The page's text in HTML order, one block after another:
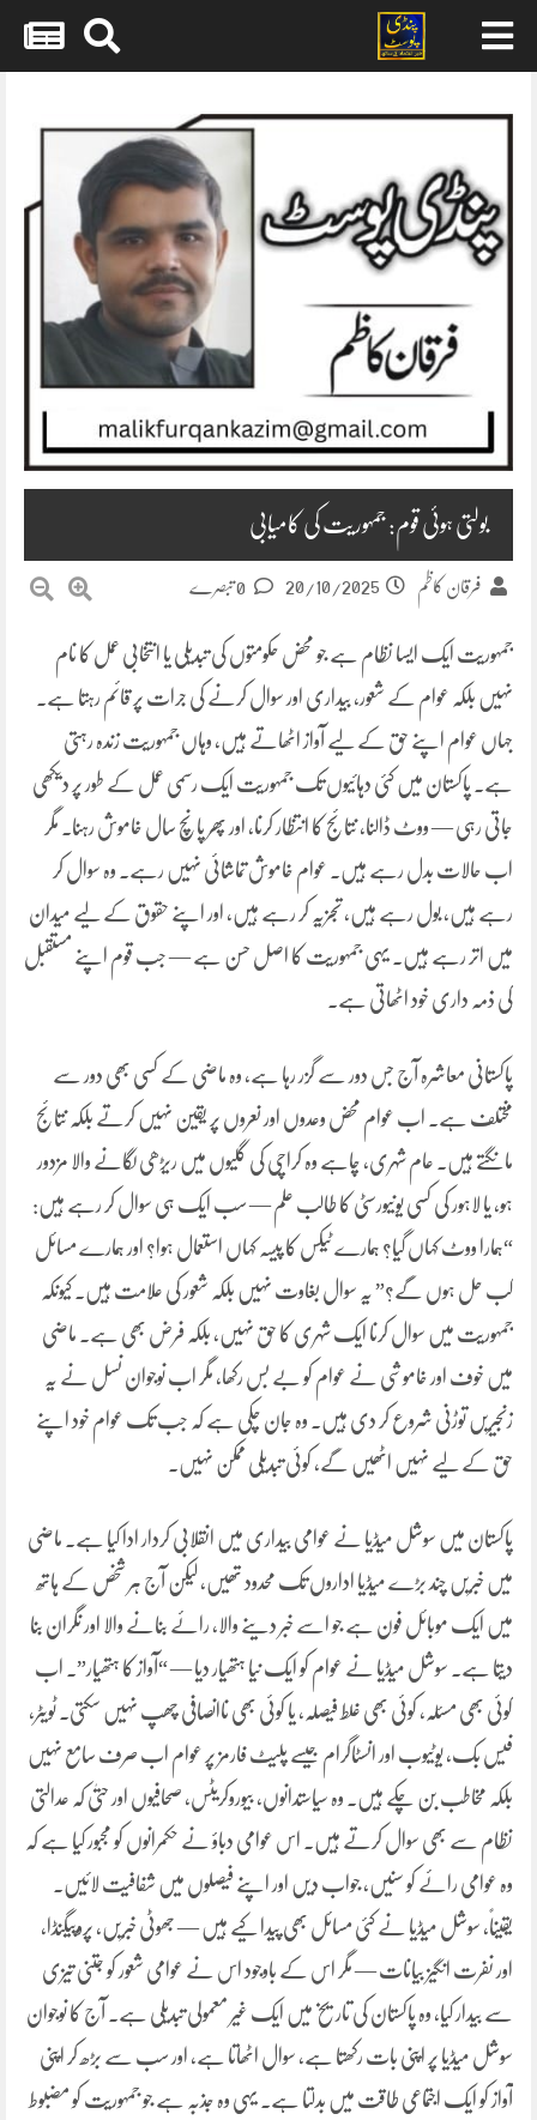
content
بولتی ہوئی قوم: جمہوریت کی کامیابی
فرقان کاظم 20/10/2025
جمہوریت ایک ایسا نظام ہے جو محض حکومتوں کی تبدیلی یا انتخابی عمل کا نام
نہیں بلکہ عوام کے شعور، بیداری اور سوال کرنے کی جرات پر قائم رہتا ہے۔
جہاں عوام اپنے حق کے لیے آواز اٹھاتے ہیں، وہاں جمہوریت زندہ رہتی
ہے۔ پاکستان میں کئی دہائیوں تک جمہوریت ایک رسمی عمل کے طور پر دیکھی
جاتی رہی — ووٹ ڈالنا، نتائج کا انتظار کرنا، اور پھر پانچ سال خاموش رہنا۔ مگر
اب حالات بدل رہے ہیں۔ عوام خاموش تماشائی نہیں رہے۔ وہ سوال کر
رہے ہیں، بول رہے ہیں، تجزیہ کر رہے ہیں، اور اپنے حقوق کے لیے میدان
میں اتر رہے ہیں۔ یہی جمہوریت کا اصل حسن ہے — جب قوم اپنے مستقبل
کی ذمہ داری خود اٹھاتی ہے۔
پاکستانی معاشرہ آج جس دور سے گزر رہا ہے، وہ ماضی کے کسی بھی دور سے
مختلف ہے۔ اب عوام محض وعدوں اور نعروں پر یقین نہیں کرتے بلکہ نتائج
مانگتے ہیں۔ عام شہری، چاہے وہ کراچی کی گلیوں میں ریڑھی لگانے والا مزدور
ہو، یا لاہور کی کسی یونیورسٹی کا طالب علم — سب ایک ہی سوال کر رہے ہیں:
“ہمارا ووٹ کہاں گیا؟ ہمارے ٹیکس کا پیسہ کہاں استعمال ہوا؟ اور ہمارے مسائل
کب حل ہوں گے؟” یہ سوال بغاوت نہیں بلکہ شعور کی علامت ہیں۔ کیونکہ
جمہوریت میں سوال کرنا ایک شہری کا حق نہیں، بلکہ فرض بھی ہے۔ ماضی
میں خوف اور خاموشی نے عوام کو بے بس رکھا، مگر اب نوجوان نسل نے یہ
زنجیریں توڑنی شروع کر دی ہیں۔ وہ جان چکی ہے کہ جب تک عوام خود اپنے
حق کے لیے نہیں اٹھیں گے، کوئی تبدیلی ممکن نہیں۔
پاکستان میں سوشل میڈیا نے عوامی بیداری میں انقلابی کردار ادا کیا ہے۔ ماضی
میں خبریں چند بڑے میڈیا اداروں تک محدود تھیں، لیکن آج ہر شخص کے ہاتھ
میں ایک موبائل فون ہے جو اسے خبر دینے والا، رائے بنانے والا اور نگران بنا
دیتا ہے۔ سوشل میڈیا نے عوام کو ایک نیا ہتھیار دیا — “آواز کا ہتھیار”۔ اب
کوئی بھی مسئلہ، کوئی بھی غلط فیصلہ، یا کوئی بھی ناانصافی چھپ نہیں سکتی۔ ٹویٹر،
فیس بک، یوٹیوب اور انسٹاگرام جیسے پلیٹ فارمز پر عوام اب صرف سامع نہیں
بلکہ مخاطب بن چکے ہیں۔ وہ سیاستدانوں، بیوروکریٹس، صحافیوں اور حتیٰ کہ عدالتی
نظام سے بھی سوال کرتے ہیں۔ اس عوامی دباؤ نے حکمرانوں کو مجبور کیا ہے کہ
وہ عوامی رائے کو سنیں، جواب دیں اور اپنے فیصلوں میں شفافیت لائیں۔
یقیناً، سوشل میڈیا نے کئی مسائل بھی پیدا کیے ہیں — جھوٹی خبریں، پروپیگنڈا،
اور نفرت انگیز بیانات — مگر اس کے باوجود اس نے عوامی شعور کو جتنی تیزی
سے بیدار کیا، وہ پاکستان کی تاریخ میں ایک غیر معمولی تبدیلی ہے۔ آج کا نوجوان
سوشل میڈیا پر اپنی بات رکھتا ہے، سوال اٹھاتا ہے، اور سب سے بڑھ کر اپنی
آواز کو ایک اجتماعی طاقت میں بدلتا ہے۔ یہی وہ جذبہ ہے جو جمہوریت کو مضبوط